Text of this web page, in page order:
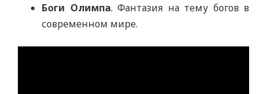
Боги Олимпа. Фантазия на тему богов в
современном мире.